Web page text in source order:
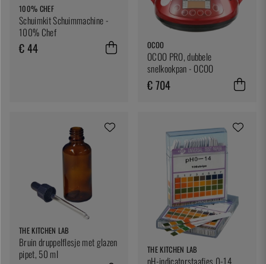
100% CHEF
Schuimkit Schuimmachine -
100% Chef
€ 44 OCOO
OCOO PRO, dubbele
snelkookpan - OCOO
€ 704
THE KITCHEN LAB
Bruin druppelflesje met glazen
pipet, 50 ml
THE KITCHEN LAB
pH-indicatorstaafjes 0-14,